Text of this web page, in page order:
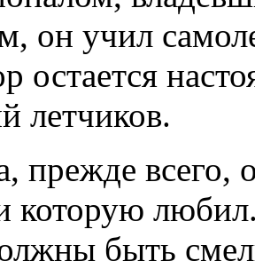
он учил
остается
летчиков.
прежде всего,
которую
быть